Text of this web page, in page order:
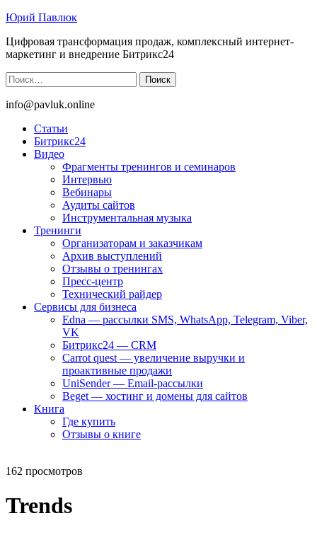
Юрий Павлюк
Цифровая трансформация продаж, комплексный интернет-
маркетинг и внедрение Битрикс24
Найти:
info@pavluk.online
Статьи
Битрикс24
Видео
Фрагменты тренингов и семинаров
Интервью
Вебинары
Аудиты сайтов
Инструментальная музыка
Тренинги
Организаторам и заказчикам
Архив выступлений
Отзывы о тренингах
Пресс-центр
Технический райдер
Сервисы для бизнеса
Edna — рассылки SMS, WhatsApp, Telegram, Viber,
VK
Битрикс24 — CRM
Carrot quest — увеличение выручки и
проактивные продажи
UniSender — Email-рассылки
Beget — хостинг и домены для сайтов
Книга
Где купить
Отзывы о книге
162 просмотров
Trends